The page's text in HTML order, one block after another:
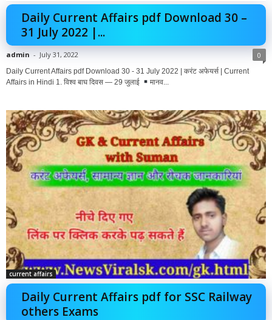
Daily Current Affairs pdf Download 30 –
31 July 2022 |...
admin - July 31, 2022 0
Daily Current Affairs pdf Download 30 - 31 July 2022 | करंट अफेयर्स | Current
Affairs in Hindi 1. विश्व बाघ दिवस — 29 जुलाई
मानव...
current affairs
Daily Current Affairs pdf for SSC Railway
others Exams